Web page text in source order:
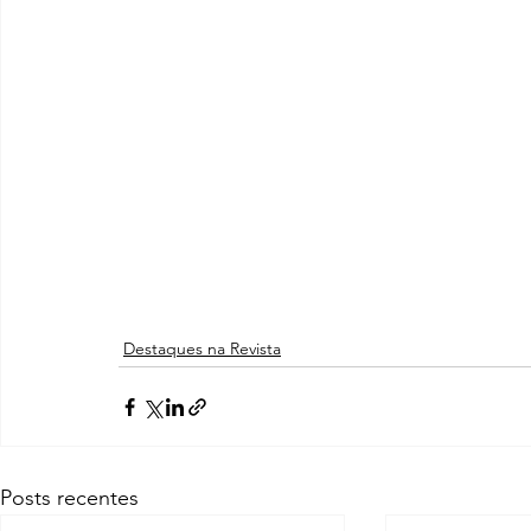
Destaques na Revista
Posts recentes